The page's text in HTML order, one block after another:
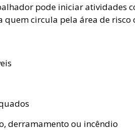
pode iniciar atividades
circula pela área de risco
derramamento ou incêndio